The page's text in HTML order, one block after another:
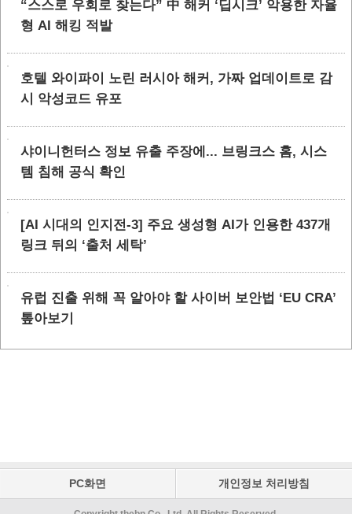
“스스로 우회로 찾는다” 中 해커 ‘딥시크’ 악용한 자율
형 AI 해킹 적발
호텔 와이파이 노린 러시아 해커, 가짜 업데이트로 감
시 악성코드 유포
샤이니헌터스 정보 유출 주장에... 브링크스 홈, 시스
템 침해 공식 확인
[AI 시대의 인지전-3] 주요 생성형 AI가 인용한 437개
링크 뒤의 ‘출처 세탁’
유럽 진출 위해 꼭 알아야 할 사이버 보안법 ‘EU CRA’
톺아보기
PC화면 개인정보 처리방침